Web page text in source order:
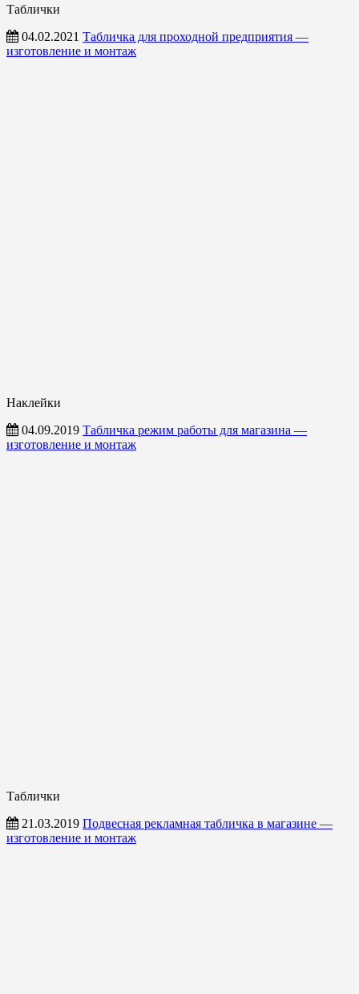
Таблички
04.02.2021 Табличка для проходной предприятия —
изготовление и монтаж
Наклейки
04.09.2019 Табличка режим работы для магазина —
изготовление и монтаж
Таблички
21.03.2019 Подвесная рекламная табличка в магазине —
изготовление и монтаж